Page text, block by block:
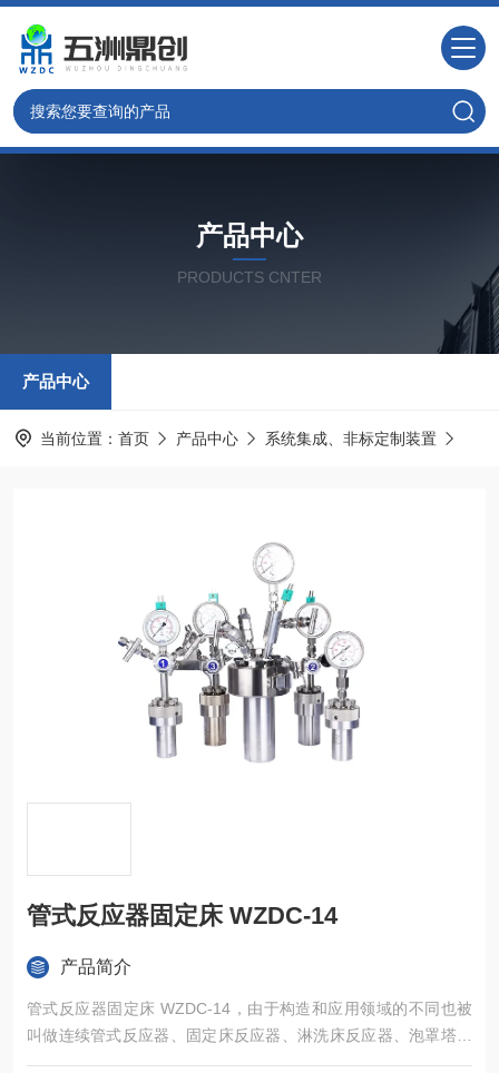
产品中心
PRODUCTS CNTER
产品中心
当前位置： 首页 产品中心 系统集成、非标定制装置
管式反应器固定床 WZDC-14
产品简介
管式反应器固定床 WZDC-14，由于构造和应用领域的不同也被
叫做连续管式反应器、固定床反应器、淋洗床反应器、泡罩塔柱
反应器等。